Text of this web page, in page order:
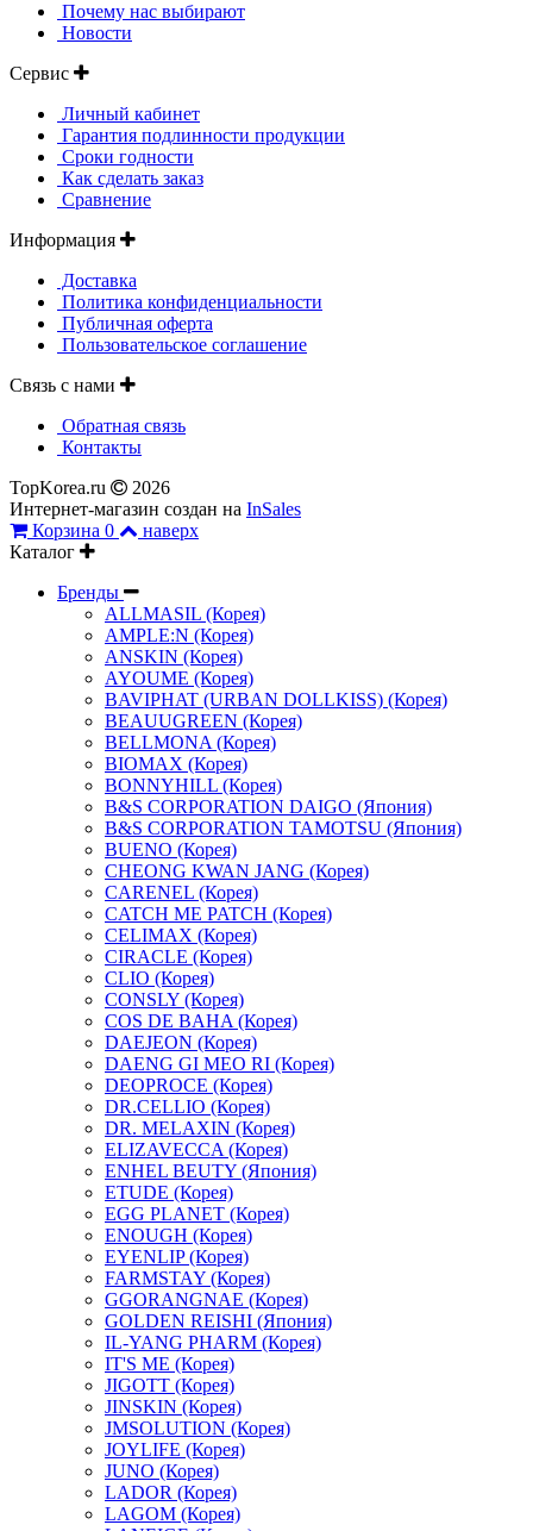
Почему нас выбирают
Новости
Сервис
Личный кабинет
Гарантия подлинности продукции
Сроки годности
Как сделать заказ
Сравнение
Информация
Доставка
Политика конфиденциальности
Публичная оферта
Пользовательское соглашение
Связь с нами
Обратная связь
Контакты
TopKorea.ru
2026
Интернет-магазин создан на InSales
Корзина 0
наверх
Каталог
Бренды
ALLMASIL (Корея)
AMPLE:N (Корея)
ANSKIN (Корея)
AYOUME (Корея)
BAVIPHAT (URBAN DOLLKISS) (Корея)
BEAUUGREEN (Корея)
BELLMONA (Корея)
BIOMAX (Корея)
BONNYHILL (Корея)
B&S CORPORATION DAIGO (Япония)
B&S CORPORATION TAMOTSU (Япония)
BUENO (Корея)
CHEONG KWAN JANG (Корея)
CARENEL (Корея)
CATCH ME PATCH (Корея)
CELIMAX (Корея)
CIRACLE (Корея)
CLIO (Корея)
CONSLY (Корея)
COS DE BAHA (Корея)
DAEJEON (Корея)
DAENG GI MEO RI (Корея)
DEOPROCE (Корея)
DR.CELLIO (Корея)
DR. MELAXIN (Корея)
ELIZAVECCA (Корея)
ENHEL BEUTY (Япония)
ETUDE (Корея)
EGG PLANET (Корея)
ENOUGH (Корея)
EYENLIP (Корея)
FARMSTAY (Корея)
GGORANGNAE (Корея)
GOLDEN REISHI (Япония)
IL-YANG PHARM (Корея)
IT'S ME (Корея)
JIGOTT (Корея)
JINSKIN (Корея)
JMSOLUTION (Корея)
JOYLIFE (Корея)
JUNO (Корея)
LADOR (Корея)
LAGOM (Корея)